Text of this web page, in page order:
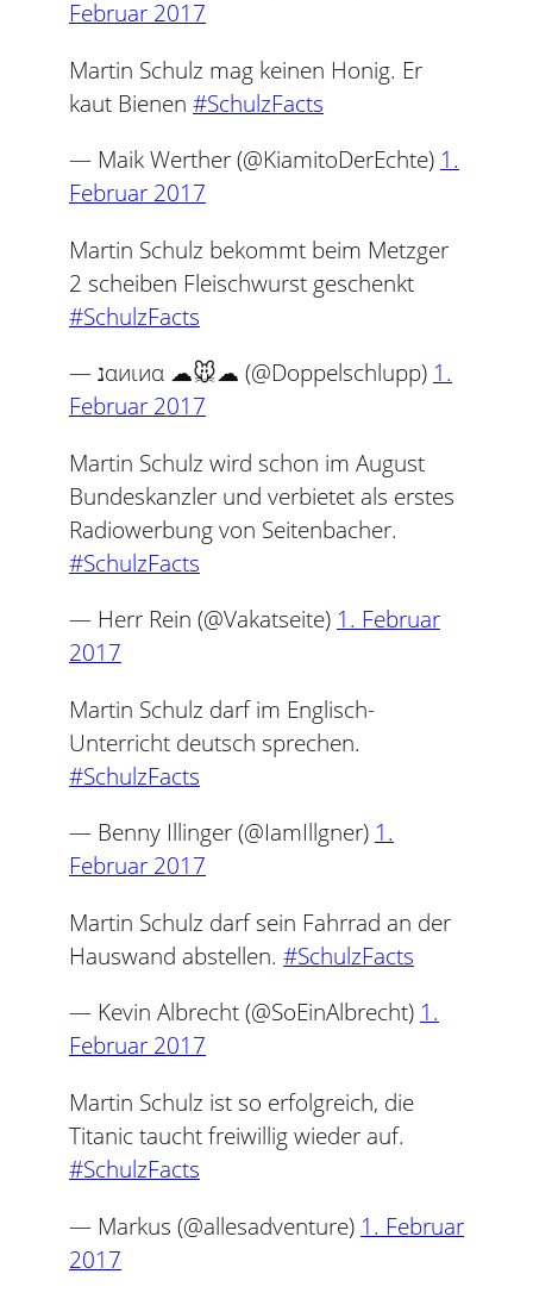
Februar 2017
Martin Schulz mag keinen Honig. Er
kaut Bienen #SchulzFacts
— Maik Werther (@KiamitoDerEchte) 1.
Februar 2017
Martin Schulz bekommt beim Metzger
2 scheiben Fleischwurst geschenkt
#SchulzFacts
— נαиιиα ☁🐭☁ (@Doppelschlupp) 1.
Februar 2017
Martin Schulz wird schon im August
Bundeskanzler und verbietet als erstes
Radiowerbung von Seitenbacher.
#SchulzFacts
— Herr Rein (@Vakatseite) 1. Februar
2017
Martin Schulz darf im Englisch-
Unterricht deutsch sprechen.
#SchulzFacts
— Benny Illinger (@IamIllgner) 1.
Februar 2017
Martin Schulz darf sein Fahrrad an der
Hauswand abstellen. #SchulzFacts
— Kevin Albrecht (@SoEinAlbrecht) 1.
Februar 2017
Martin Schulz ist so erfolgreich, die
Titanic taucht freiwillig wieder auf.
#SchulzFacts
— Markus (@allesadventure) 1. Februar
2017